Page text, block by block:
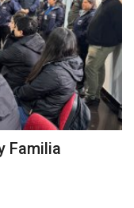
Familia